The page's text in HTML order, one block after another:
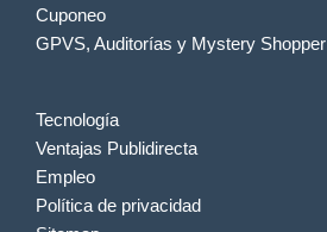
Cuponeo
GPVS, Auditorías y Mystery Shopper
Tecnología
Ventajas Publidirecta
Empleo
Política de privacidad